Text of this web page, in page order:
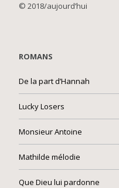
© 2018/aujourd’hui
ROMANS
De la part d’Hannah
Lucky Losers
Monsieur Antoine
Mathilde mélodie
Que Dieu lui pardonne